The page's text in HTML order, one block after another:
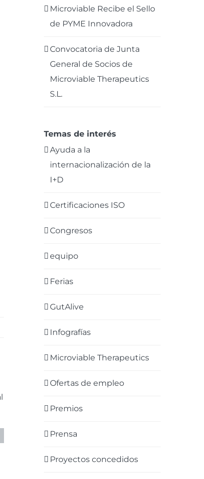
Microviable Recibe el Sello
de PYME Innovadora
Convocatoria de Junta
General de Socios de
Microviable Therapeutics
S.L.
Temas de interés
Ayuda a la
internacionalización de la
I+D
Certificaciones ISO
Congresos
equipo
Ferias
GutAlive
Infografías
Microviable Therapeutics
Ofertas de empleo
Premios
Prensa
Proyectos concedidos